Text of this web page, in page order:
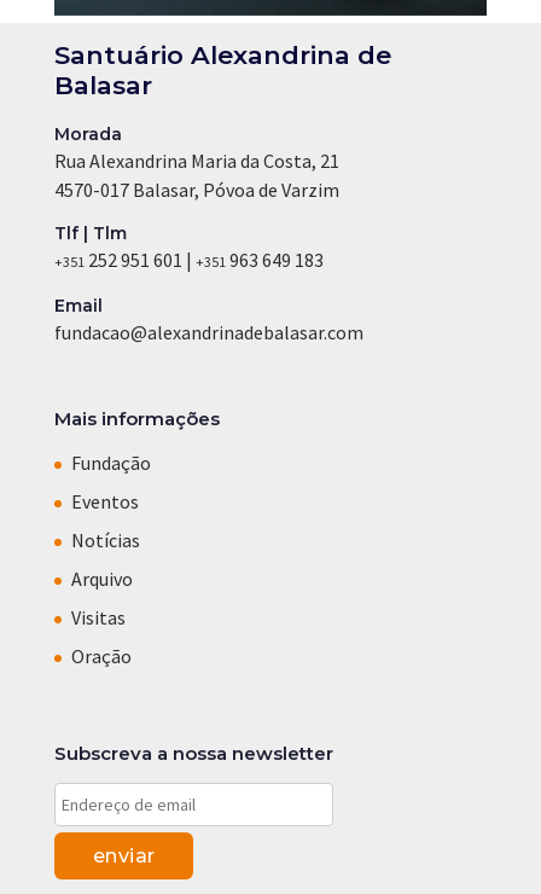
Santuário Alexandrina de
Balasar
Morada
Rua Alexandrina Maria da Costa, 21
4570-017 Balasar, Póvoa de Varzim
Tlf | Tlm
+351252 951 601 | +351963 649 183
Email
fundacao@alexandrinadebalasar.com
Mais informações
Fundação
Eventos
Notícias
Arquivo
Visitas
Oração
Subscreva a nossa newsletter